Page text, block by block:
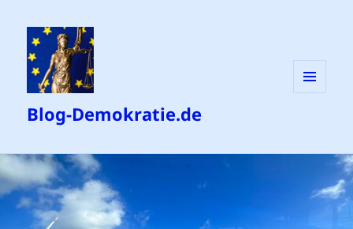
Blog-Demokratie.de